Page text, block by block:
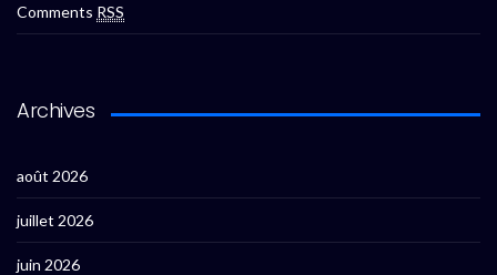
Comments RSS
Archives
août 2026
juillet 2026
juin 2026